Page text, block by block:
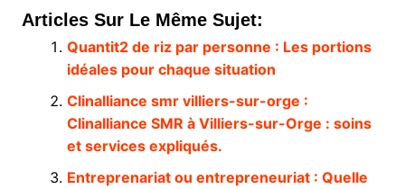
Articles Sur Le Même Sujet:
Quantit2 de riz par personne : Les portions
idéales pour chaque situation
Clinalliance smr villiers-sur-orge :
Clinalliance SMR à Villiers-sur-Orge : soins
et services expliqués.
Entreprenariat ou entrepreneuriat : Quelle